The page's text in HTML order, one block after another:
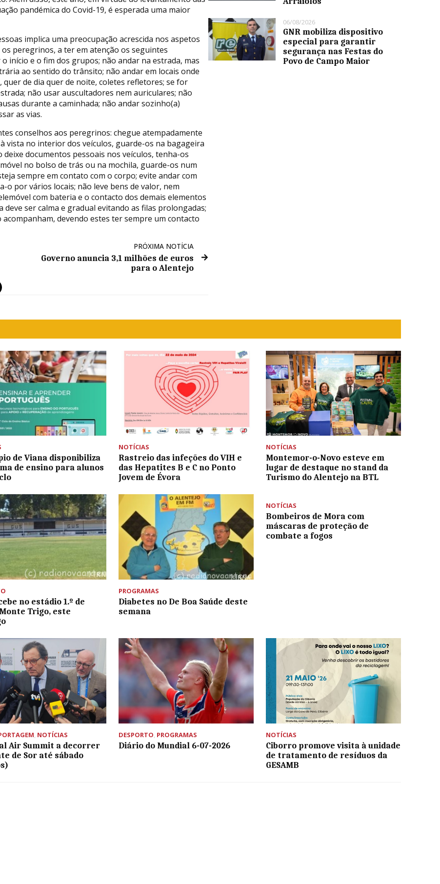
pandémica do Covid-19, é esperada uma maior
implica uma preocupação acrescida nos aspetos
peregrinos, a ter em atenção os seguintes
início e o fim dos grupos; não andar na estrada, mas
ao sentido do trânsito; não andar em locais onde
de dia quer de noite, coletes refletores; se for
não usar auscultadores nem auriculares; não
durante a caminhada; não andar sozinho(a)
as vias.
conselhos aos peregrinos: chegue atempadamente
vista no interior dos veículos, guarde-os na bagageira
documentos pessoais nos veículos, tenha-os
no bolso de trás ou na mochila, guarde-os num
sempre em contato com o corpo; evite andar com
por vários locais; não leve bens de valor, nem
com bateria e o contacto dos demais elementos
ser calma e gradual evitando as filas prolongadas;
devendo estes ter sempre um contacto
PRÓXIMA NOTÍCIA
Governo anuncia 3,1 milhões de euros
para o Alentejo
06/08/2026
GNR mobiliza dispositivo
especial para garantir
segurança nas Festas do
Povo de Campo Maior
de Viana disponibiliza
de ensino para alunos
NOTÍCIAS
Rastreio das infeções do VIH e
das Hepatites B e C no Ponto
Jovem de Évora
NOTÍCIAS
Montemor-o-Novo esteve em
lugar de destaque no stand da
Turismo do Alentejo na BTL
no estádio 1.º de
Trigo, este
PROGRAMAS
Diabetes no De Boa Saúde deste
semana
NOTÍCIAS
Bombeiros de Mora com
máscaras de proteção de
combate a fogos
, NOTÍCIAS
Air Summit a decorrer
de Sor até sábado
DESPORTO, PROGRAMAS
Diário do Mundial 6-07-2026
NOTÍCIAS
Ciborro promove visita à unidade
de tratamento de resíduos da
GESAMB